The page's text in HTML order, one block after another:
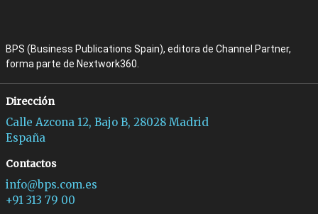
BPS (Business Publications Spain), editora de Channel Partner,
forma parte de Nextwork360.
Dirección
Calle Azcona 12, Bajo B, 28028 Madrid
España
Contactos
info@bps.com.es
+91 313 79 00